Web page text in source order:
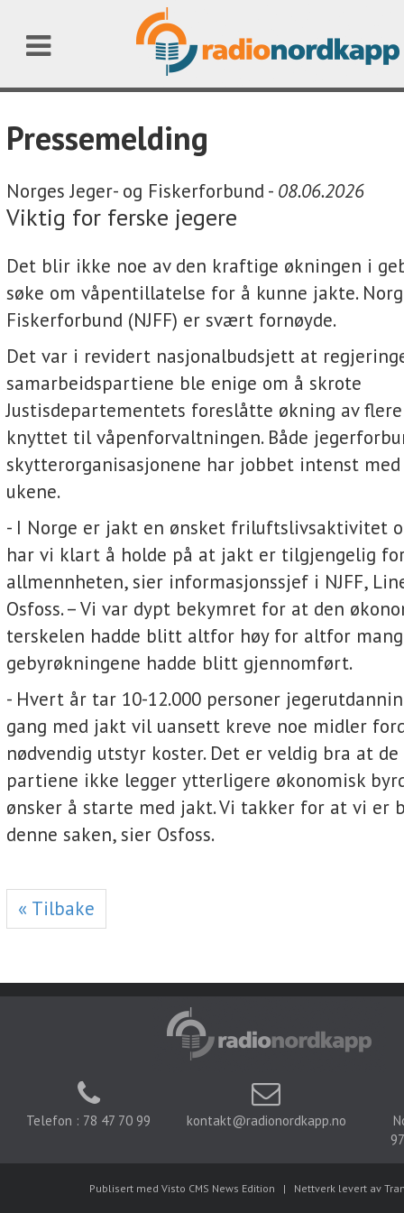
Pressemelding
Norges Jeger- og Fiskerforbund - 08.06.2026
Viktig for ferske jegere
Det blir ikke noe av den kraftige økningen i
søke om våpentillatelse for å kunne jakte.
Fiskerforbund (NJFF) er svært fornøyde.
Det var i revidert nasjonalbudsjett at
samarbeidspartiene ble enige om å skrote
Justisdepartementets foreslåtte økning av
knyttet til våpenforvaltningen. Både
skytterorganisasjonene har jobbet intenst
ukene.
- I Norge er jakt en ønsket friluftslivsaktivitet
har vi klart å holde på at jakt er tilgjengelig
allmennheten, sier informasjonssjef i NJFF,
Osfoss. – Vi var dypt bekymret for at den
terskelen hadde blitt altfor høy for altfor
gebyrøkningene hadde blitt gjennomført.
- Hvert år tar 10-12.000 personer
gang med jakt vil uansett kreve noe midler
nødvendig utstyr koster. Det er veldig bra at
partiene ikke legger ytterligere økonomisk
ønsker å starte med jakt. Vi takker for at vi
denne saken, sier Osfoss.
« Tilbake
Telefon : 78 47 70 99 kontakt@radionordkapp.no
Publisert med Visto CMS News Edition | Nettverk levert av